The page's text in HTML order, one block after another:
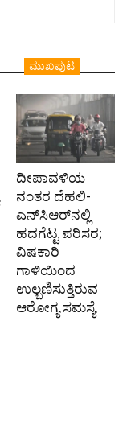
ಮುಖಪುಟ
ದೀಪಾವಳಿಯ
ನಂತರ ದೆಹಲಿ-
ಎನ್‌ಸಿಆರ್‌ನಲ್ಲಿ
ಹದಗೆಟ್ಟ ಪರಿಸರ;
ವಿಷಕಾರಿ
ಗಾಳಿಯಿಂದ
ಉಲ್ಬಣಿಸುತ್ತಿರುವ
ಆರೋಗ್ಯ ಸಮಸ್ಯೆ